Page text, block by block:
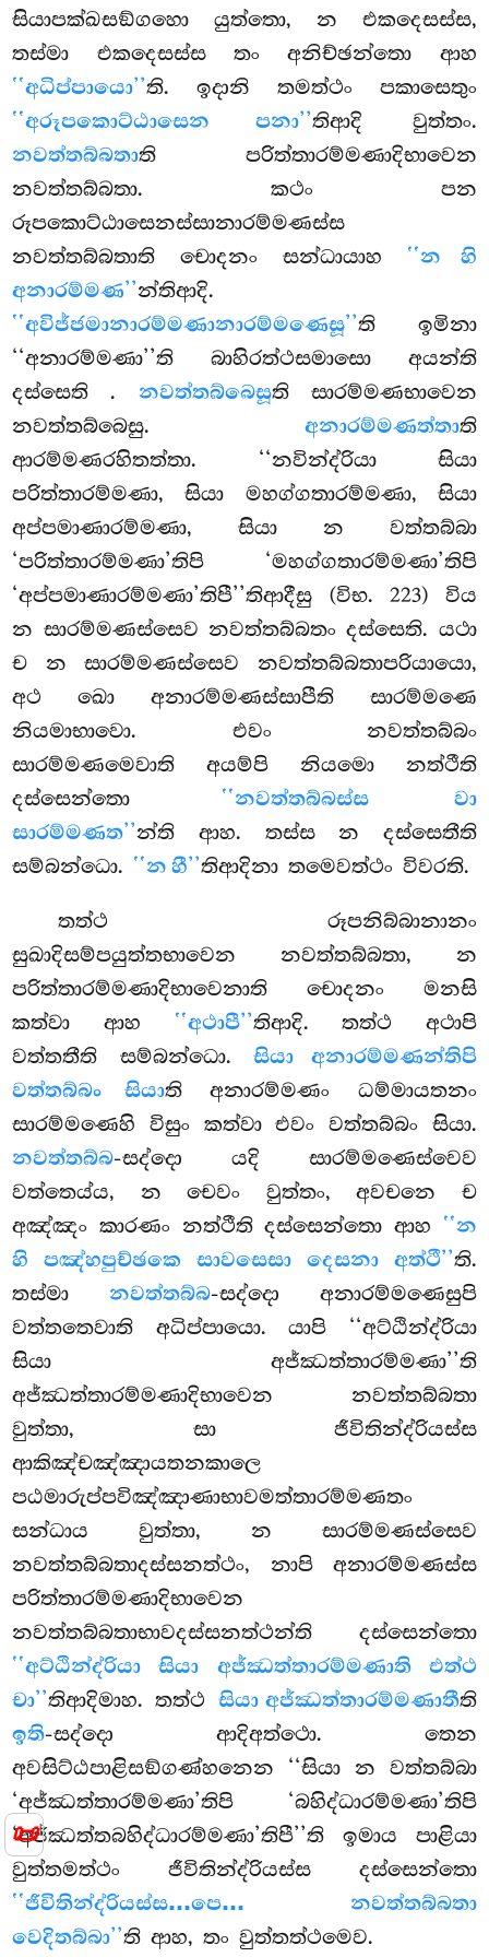
📜
සියාපක්ඛසඞ්ගහො යුත්තො, න එකදෙසස්ස,
තස්මා එකදෙසස්ස තං අනිච්ඡන්තො ආහ
‘‘අධිප්පායො’’ති. ඉදානි තමත්ථං පකාසෙතුං
‘‘අරූපකොට්ඨාසෙන පනා’’තිආදි වුත්තං.
නවත්තබ්බතාති පරිත්තාරම්මණාදිභාවෙන
නවත්තබ්බතා. කථං පන
රූපකොට්ඨාසෙනස්සානාරම්මණස්ස
නවත්තබ්බතාති චොදනං සන්ධායාහ ‘‘න හි
අනාරම්මණ’’න්තිආදි.
‘‘අවිජ්ජමානාරම්මණානාරම්මණෙසූ’’ති ඉමිනා
‘‘අනාරම්මණා’’ති බාහිරත්ථසමාසො අයන්ති
දස්සෙති. නවත්තබ්බෙසූති සාරම්මණභාවෙන
නවත්තබ්බෙසු. අනාරම්මණත්තාති
ආරම්මණරහිතත්තා. ‘‘නවින්ද්රියා සියා
පරිත්තාරම්මණා, සියා මහග්ගතාරම්මණා, සියා
අප්පමාණාරම්මණා, සියා න වත්තබ්බා
‘පරිත්තාරම්මණා’තිපි ‘මහග්ගතාරම්මණා’තිපි
‘අප්පමාණාරම්මණා’තිපී’’තිආදීසු (විභ. 223) විය
න සාරම්මණස්සෙව නවත්තබ්බතං දස්සෙති. යථා
ච න සාරම්මණස්සෙව නවත්තබ්බතාපරියායො,
අථ ඛො අනාරම්මණස්සාපීති සාරම්මණෙ
නියමාභාවො. එවං නවත්තබ්බං
සාරම්මණමෙවාති අයම්පි නියමො නත්ථීති
දස්සෙන්තො ‘‘නවත්තබ්බස්ස වා
සාරම්මණත’’න්ති ආහ. තස්ස න දස්සෙතීති
සම්බන්ධො. ‘‘න හී’’තිආදිනා තමෙවත්ථං විවරති.
තත්ථ රූපනිබ්බානානං
සුඛාදිසම්පයුත්තභාවෙන නවත්තබ්බතා, න
පරිත්තාරම්මණාදිභාවෙනාති චොදනං මනසි
කත්වා ආහ ‘‘අථාපී’’තිආදි. තත්ථ අථාපි
වත්තතීති සම්බන්ධො.සියා අනාරම්මණන්තිපි
වත්තබ්බං සියාති අනාරම්මණං ධම්මායතනං
සාරම්මණෙහි විසුං කත්වා එවං වත්තබ්බං සියා.
නවත්තබ්බ-සද්දො යදි සාරම්මණෙස්වෙව
වත්තෙය්ය, න චෙවං වුත්තං, අවචනෙ ච
අඤ්ඤං කාරණං නත්ථීති දස්සෙන්තො ආහ ‘‘න
හි පඤ්හපුච්ඡකෙ සාවසෙසා දෙසනා අත්ථී’’ති.
තස්මා නවත්තබ්බ-සද්දො අනාරම්මණෙසුපි
වත්තතෙවාති අධිප්පායො. යාපි ‘‘අට්ඨින්ද්රියා
සියා අජ්ඣත්තාරම්මණා’’ති
අජ්ඣත්තාරම්මණාදිභාවෙන නවත්තබ්බතා
වුත්තා, සා ජීවිතින්ද්රියස්ස
ආකිඤ්චඤ්ඤායතනකාලෙ
පඨමාරුප්පවිඤ්ඤාණාභාවමත්තාරම්මණතං
සන්ධාය වුත්තා, න සාරම්මණස්සෙව
නවත්තබ්බතාදස්සනත්ථං, නාපි අනාරම්මණස්ස
පරිත්තාරම්මණාදිභාවෙන
නවත්තබ්බතාභාවදස්සනත්ථන්ති දස්සෙන්තො
‘‘අට්ඨින්ද්රියා සියා අජ්ඣත්තාරම්මණාති එත්ථ
චා’’තිආදිමාහ. තත්ථ සියා අජ්ඣත්තාරම්මණාතීති
ඉති-සද්දො ආදිඅත්ථො. තෙන
අවසිට්ඨපාළිසඞ්ගණ්හනෙන ‘‘සියා න වත්තබ්බා
‘අජ්ඣත්තාරම්මණා’තිපි ‘බහිද්ධාරම්මණා’තිපි
‘අජ්ඣත්තබහිද්ධාරම්මණා’තිපී’’ති ඉමාය පාළියා
වුත්තමත්ථං ජීවිතින්ද්රියස්ස දස්සෙන්තො
‘‘ජීවිතින්ද්රියස්ස…පෙ… නවත්තබ්බතා
වෙදිතබ්බා’’ති ආහ, තං වුත්තත්ථමෙව.